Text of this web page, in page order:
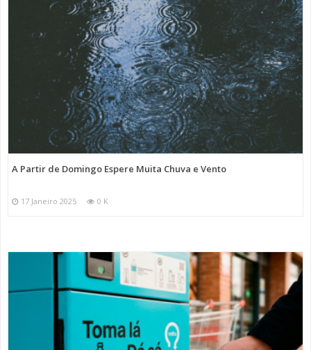
A Partir de Domingo Espere Muita Chuva e Vento
17 Janeiro 2025 0 K